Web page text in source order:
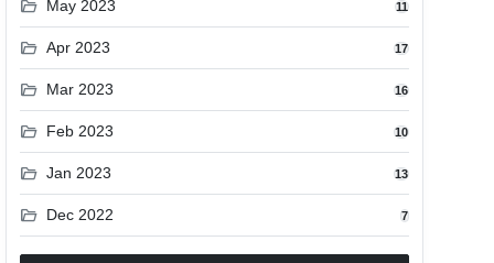
folder_open May 2023 11
folder_open Apr 2023 17
folder_open Mar 2023 16
folder_open Feb 2023 10
folder_open Jan 2023 13
folder_open Dec 2022 7